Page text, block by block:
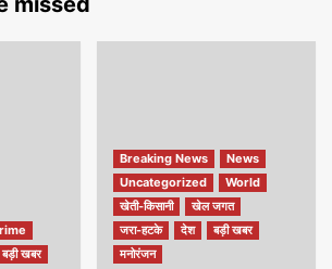
बड़ी खबर
Breaking News
News
Uncategorized
World
खेती-किसानी
खेल जगत
जरा-हटके
देश
बड़ी खबर
मनोरंजन